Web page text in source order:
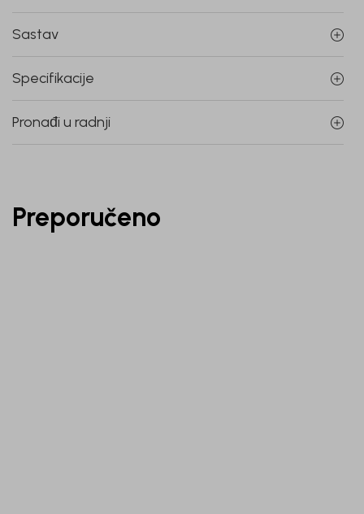
Sastav
Specifikacije
Pronađi u radnji
Preporučeno